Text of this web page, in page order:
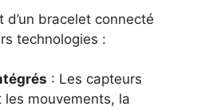
bracelet connecté
technologies :
: Les capteurs
les mouvements, la